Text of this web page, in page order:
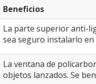
Beneficios
La parte superior anti-
sea seguro instalarlo
La ventana de
objetos lanzados. Se